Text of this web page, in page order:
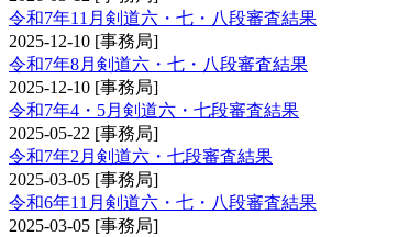
令和7年11月剣道六・七・八段審査結果
2025-12-10 [事務局]
令和7年8月剣道六・七・八段審査結果
2025-12-10 [事務局]
令和7年4・5月剣道六・七段審査結果
2025-05-22 [事務局]
令和7年2月剣道六・七段審査結果
2025-03-05 [事務局]
令和6年11月剣道六・七・八段審査結果
2025-03-05 [事務局]